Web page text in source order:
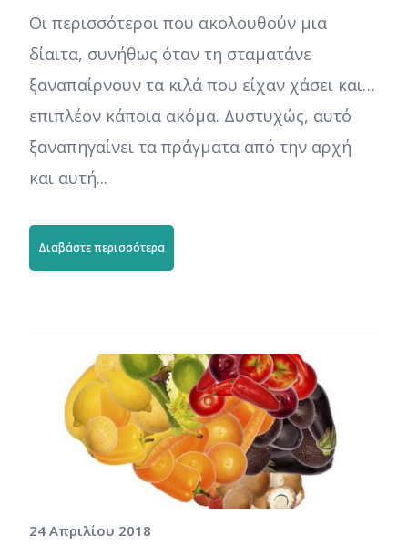
Οι περισσότεροι που ακολουθούν μια
δίαιτα, συνήθως όταν τη σταματάνε
ξαναπαίρνουν τα κιλά που είχαν χάσει και…
επιπλέον κάποια ακόμα. Δυστυχώς, αυτό
ξαναπηγαίνει τα πράγματα από την αρχή
και αυτή...
Διαβάστε περισσότερα
24 Απριλίου 2018